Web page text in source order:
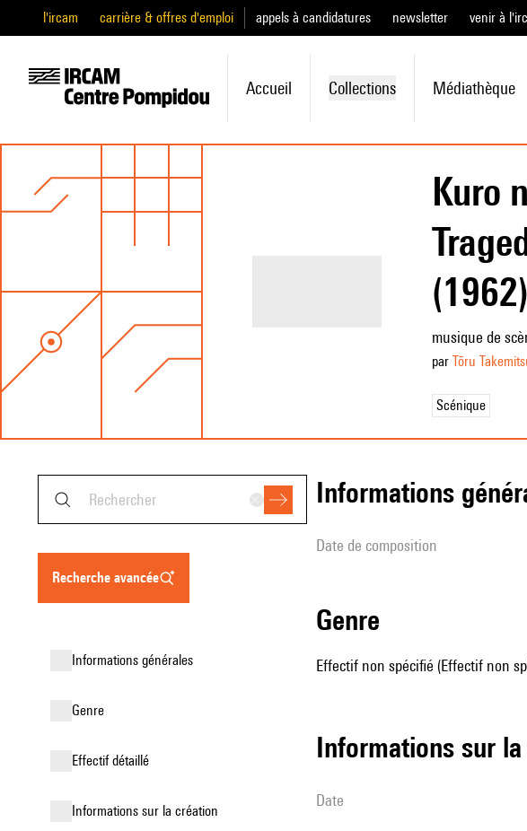
l'ircam carrière & offres d'emploi appels à candidatures newsletter venir à
Accueil Collections Médiathèque
Kuro
(1962)
musique de
par Tōru
Scénique
recherche avancée
informations générales
genre
effectif détaillé
informations sur la création
informations
date de composition
genre
Effectif non spécifié (Effectif non
informations sur
date